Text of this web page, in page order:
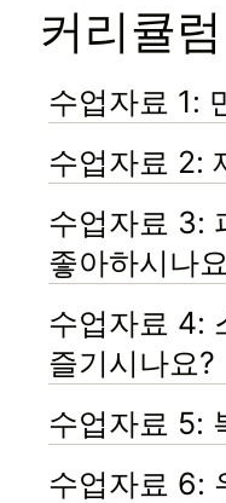
커리큘
수업자료 1:
수업자료 2:
수업자료 3:
좋아하시나
수업자료 4:
즐기시나요?
수업자료 5:
수업자료 6: